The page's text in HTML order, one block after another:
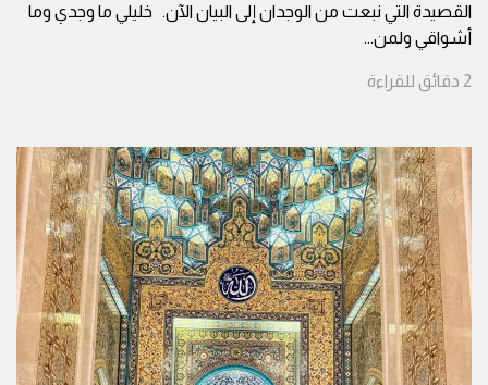
القصيدة التي نبعت من الوجدان إلى البيان الآن. خليلي ما وجدي وما
أشواقي ولمن...
2 دقائق للقراءة